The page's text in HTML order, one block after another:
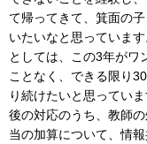
て帰ってきて、箕面の
いたいなと思っていま
としては、この3年がワ
ことなく、できる限り
り続けたいと思ってい
後の対応のうち、教師
当の加算について、情